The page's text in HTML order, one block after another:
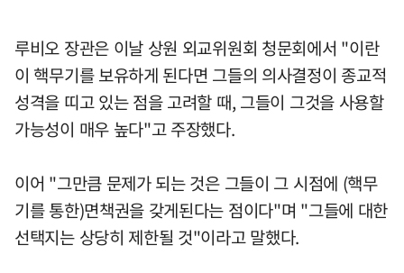
루비오 장관은 이날 상원 외교위원회 청문회에서 "이란
이 핵무기를 보유하게 된다면 그들의 의사결정이 종교적
성격을 띠고 있는 점을 고려할 때, 그들이 그것을 사용할
가능성이 매우 높다"고 주장했다.
이어 "그만큼 문제가 되는 것은 그들이 그 시점에 (핵무
기를 통한)면책권을 갖게된다는 점이다"며 "그들에 대한
선택지는 상당히 제한될 것"이라고 말했다.